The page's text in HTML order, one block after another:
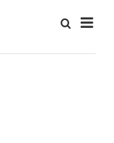
Suche
Suche
Liste